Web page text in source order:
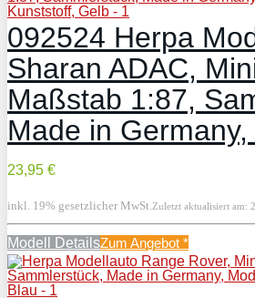
092524 Herpa
Sharan ADAC,
Maßstab 1:87,
Made in
23,95 €
inkl. 19% gesetzlicher MwSt. Zuletzt aktualisiert am:
Modell DetailsZum Angebot *